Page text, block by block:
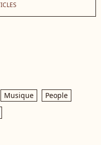
Musique
People